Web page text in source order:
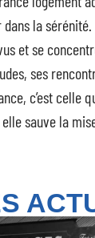
dans la
et se
ses
c’est celle
sauve la